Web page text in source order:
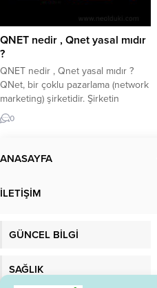
QNET nedir , Qnet yasal mıdır
?
QNET nedir , Qnet yasal mıdır ?
QNet, bir çoklu pazarlama (network
marketing) şirketidir. Şirketin
merkezi Hong Kong‘dadır ve 1998
yılında kurulmuştur. QNet, çeşitli
bağımsız temsilciler aracılığıyla iş
sağlık ve beslenme takviyeleri,
0
ANASAYFA
İLETİŞİM
GÜNCEL BİLGİ
SAĞLIK